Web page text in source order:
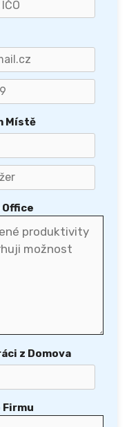
Místě
Office
z Domova
Firmu